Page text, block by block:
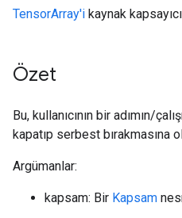
TensorArray'i kaynak
Özet
Bu, kullanıcının bir adımın/
kapatıp serbest bırakmasına
Argümanlar:
kapsam: Bir Kapsam